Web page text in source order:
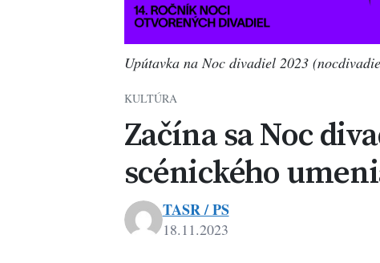
Upútavka na Noc divadiel 2023
KULTÚRA
Začína sa Noc
scénického
TASR / PS
18.11.2023